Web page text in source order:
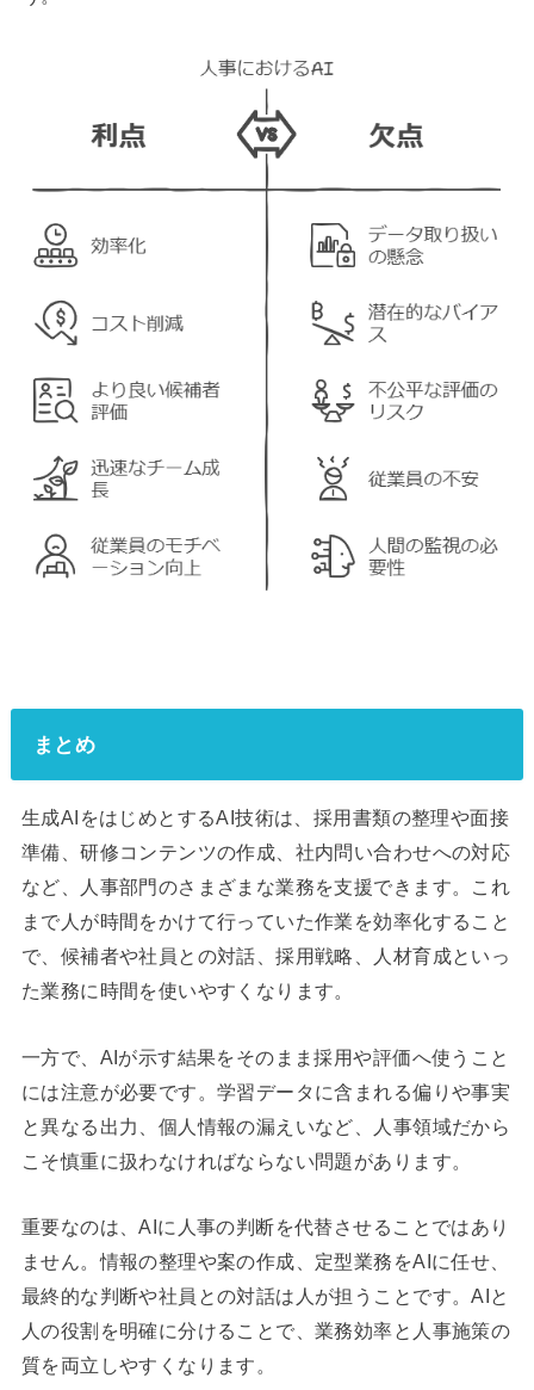
まとめ
生成AIをはじめとするAI技術は、採用書類の整理や面接
準備、研修コンテンツの作成、社内問い合わせへの対応
など、人事部門のさまざまな業務を支援できます。これ
まで人が時間をかけて行っていた作業を効率化すること
で、候補者や社員との対話、採用戦略、人材育成といっ
た業務に時間を使いやすくなります。
一方で、AIが示す結果をそのまま採用や評価へ使うこと
には注意が必要です。学習データに含まれる偏りや事実
と異なる出力、個人情報の漏えいなど、人事領域だから
こそ慎重に扱わなければならない問題があります。
重要なのは、AIに人事の判断を代替させることではあり
ません。情報の整理や案の作成、定型業務をAIに任せ、
最終的な判断や社員との対話は人が担うことです。AIと
人の役割を明確に分けることで、業務効率と人事施策の
質を両立しやすくなります。